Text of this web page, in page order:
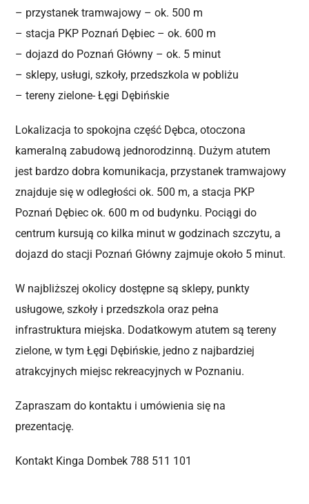
– przystanek tramwajowy – ok. 500 m
– stacja PKP Poznań Dębiec – ok. 600 m
– dojazd do Poznań Główny – ok. 5 minut
– sklepy, usługi, szkoły, przedszkola w pobliżu
– tereny zielone- Łęgi Dębińskie
Lokalizacja to spokojna część Dębca, otoczona
kameralną zabudową jednorodzinną. Dużym atutem
jest bardzo dobra komunikacja, przystanek tramwajowy
znajduje się w odległości ok. 500 m, a stacja PKP
Poznań Dębiec ok. 600 m od budynku. Pociągi do
centrum kursują co kilka minut w godzinach szczytu, a
dojazd do stacji Poznań Główny zajmuje około 5 minut.
W najbliższej okolicy dostępne są sklepy, punkty
usługowe, szkoły i przedszkola oraz pełna
infrastruktura miejska. Dodatkowym atutem są tereny
zielone, w tym Łęgi Dębińskie, jedno z najbardziej
atrakcyjnych miejsc rekreacyjnych w Poznaniu.
Zapraszam do kontaktu i umówienia się na
prezentację.
Kontakt Kinga Dombek 788 511 101